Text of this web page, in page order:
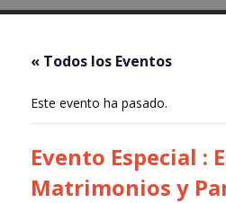
« Todos los Eventos
Este evento ha pasado.
Evento Especial :
Matrimonios y